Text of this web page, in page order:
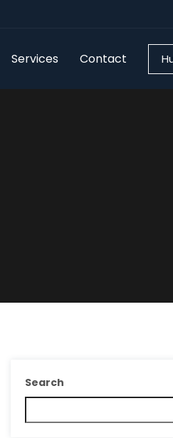
Services Contact
Search